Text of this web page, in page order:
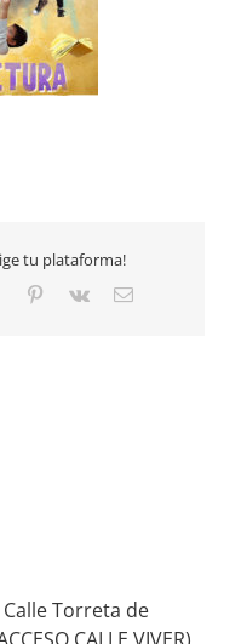
tu plataforma!
Tumblr Pinterest
Vk Email
Calle Torreta de